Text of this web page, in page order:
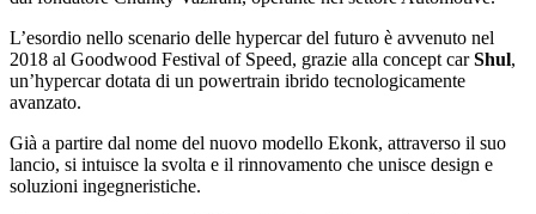
L’esordio nello scenario delle hypercar del futuro è avvenuto nel
2018 al Goodwood Festival of Speed, grazie alla concept carShul,
un’hypercar dotata di un powertrain ibrido tecnologicamente
avanzato.
Già a partire dal nome del nuovo modello Ekonk, attraverso il suo
lancio, si intuisce la svolta e il rinnovamento che unisce design e
soluzioni ingegneristiche.